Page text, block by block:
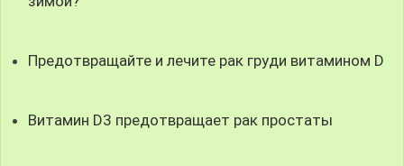
Предотвращайте и лечите рак груди витамином D
Витамин D3 предотвращает рак простаты